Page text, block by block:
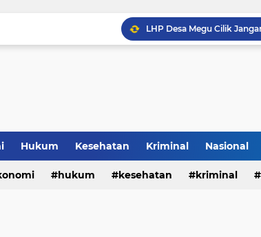
Hukum Kesehatan Kriminal Nasional
hukum kesehatan kriminal